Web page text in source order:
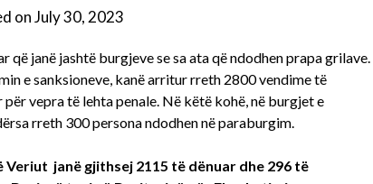
onJuly 30, 2023
që janë jashtë burgjeve se sa ata që ndodhen prapa grilave.
e sanksioneve, kanë arritur rreth 2800 vendime të
vepra të lehta penale. Në këtë kohë, në burgjet e
rreth 300 persona ndodhen në paraburgim.
janë gjithsej 2115 të dënuar dhe 296 të